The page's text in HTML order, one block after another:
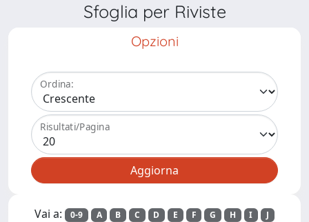
Sfoglia per Riviste
Opzioni
Ordina:
Risultati/Pagina
Vai a: 0-9 A B C D E F G H I
J